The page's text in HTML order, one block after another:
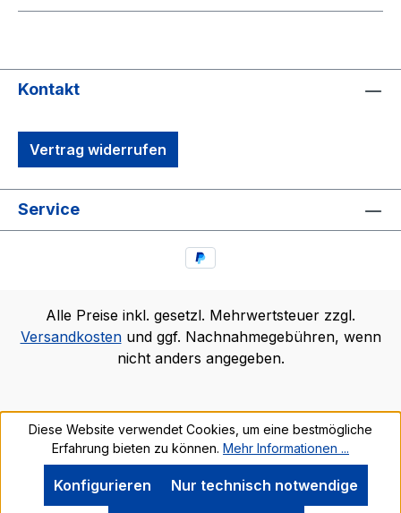
Kontakt
Vertrag widerrufen
Service
Alle Preise inkl. gesetzl. Mehrwertsteuer zzgl.
Versandkostenund ggf. Nachnahmegebühren, wenn
nicht anders angegeben.
Diese Website verwendet Cookies, um eine bestmögliche
Erfahrung bieten zu können. Mehr Informationen ...
Nur technisch notwendige
Konfigurieren